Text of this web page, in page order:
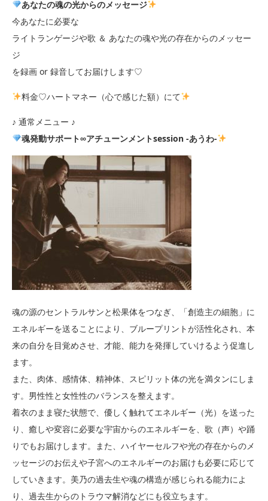
あなたの魂の光からのメッセージ
今あなたに必要な
ライトランゲージや歌 ＆ あなたの魂や光の存在からのメッセー
ジ
を録画 or 録音してお届けします♡
料金♡ハートマネー（心で感じた額）にて
♪ 通常メニュー ♪
魂発動サポート∞アチューンメントsession -あうわ-
魂の源のセントラルサンと松果体をつなぎ、「創造主の細胞」に
エネルギーを送ることにより、ブループリントが活性化され、本
来の自分を目覚めさせ、才能、能力を発揮していけるよう促進し
ます。
また、肉体、感情体、精神体、スピリット体の光を満タンにしま
す。男性性と女性性のバランスを整えます。
着衣のまま寝た状態で、優しく触れてエネルギー（光）を送った
り、癒しや変容に必要な宇宙からのエネルギーを、歌（声）や踊
りでもお届けします。また、ハイヤーセルフや光の存在からのメ
ッセージのお伝えや子宮へのエネルギーのお届けも必要に応じて
していきます。美乃の過去生や魂の構造が感じられる能力によ
り、過去生からのトラウマ解消などにも役立ちます。